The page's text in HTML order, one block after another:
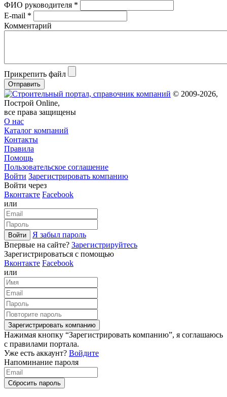
ФИО руководителя *
E-mail *
Комментарий
Прикрепить файл
Отправить
© 2009-2026,
Построй Online,
все права защищены
О нас
Каталог компаний
Контакты
Правила
Помощь
Пользовательское соглашение
Войти Зарегистрировать компанию
Войти через
Вконтакте Facebook
или
Войти
Я забыл пароль
Впервые на сайте? Зарегистрируйтесь
Зарегистрироваться с помощью
Вконтакте Facebook
или
Зарегистрировать компанию
Нажимая кнопку “Зарегистрировать компанию”, я соглашаюсь
с правилами портала.
Уже есть аккаунт? Войдите
Напоминание пароля
Сбросить пароль